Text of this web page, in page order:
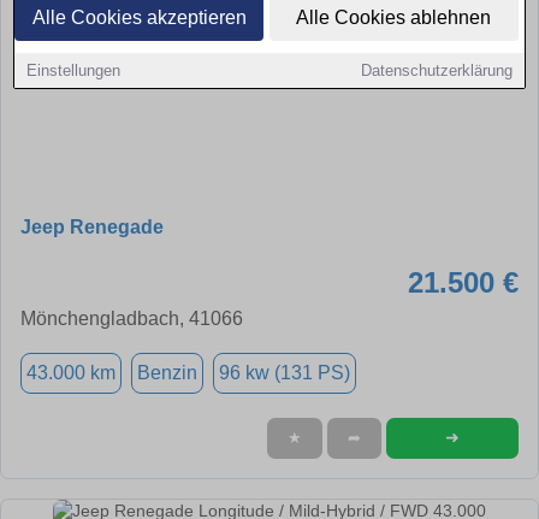
Alle Cookies akzeptieren Alle Cookies ablehnen
Einstellungen Datenschutzerklärung
Jeep Renegade
21.500 €
Mönchengladbach, 41066
43.000 km Benzin 96 kw (131 PS)
★ ➦ ➜